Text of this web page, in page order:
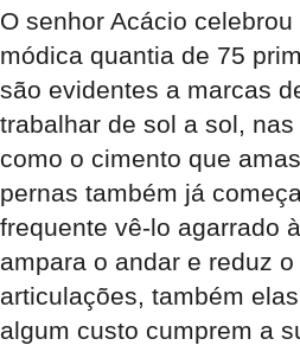
O senhor Acácio
módica quantia de 75
são evidentes a marcas
trabalhar de sol a sol,
como o cimento que
pernas também já
frequente vê-lo agarrado
ampara o andar e reduz
articulações, também
algum custo cumprem a